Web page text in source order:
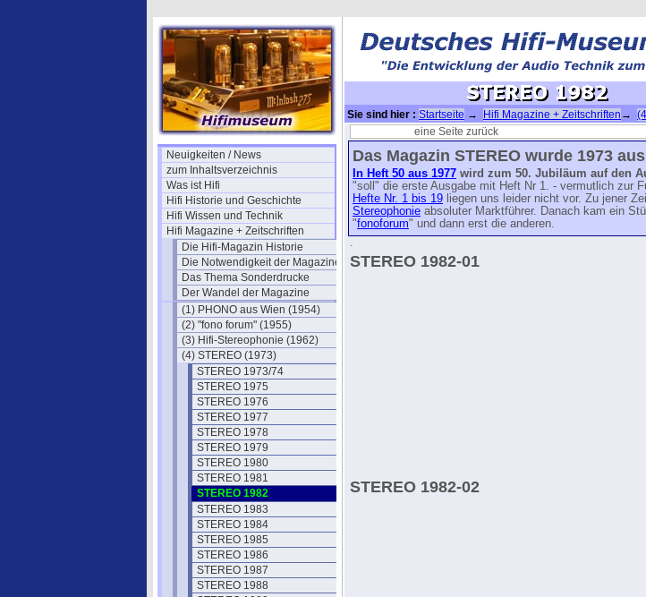
Neuigkeiten / News
zum Inhaltsverzeichnis
Was ist Hifi
Hifi Historie und Geschichte
Hifi Wissen und Technik
Hifi Magazine + Zeitschriften
Die Hifi-Magazin Historie
Die Notwendigkeit der Magazine
Das Thema Sonderdrucke
Der Wandel der Magazine
(1) PHONO aus Wien (1954)
(2) "fono forum" (1955)
(3) Hifi-Stereophonie (1962)
(4) STEREO (1973)
STEREO 1973/74
STEREO 1975
STEREO 1976
STEREO 1977
STEREO 1978
STEREO 1979
STEREO 1980
STEREO 1981
STEREO 1982
STEREO 1983
STEREO 1984
STEREO 1985
STEREO 1986
STEREO 1987
STEREO 1988
Sie sind hier : Startseite → Hifi Magazine + Zeitschriften →
eine Seite zurück
Das Magazin STEREO wurde 1973
In Heft 50 aus 1977 wird zum 50. Jubiläum auf den
"soll" die erste Ausgabe mit Heft Nr 1. - vermutlich zur
Hefte Nr. 1 bis 19 liegen uns leider nicht vor. Zu jener
Stereophonie absoluter Marktführer. Danach kam ein
"fonoforum" und dann erst die anderen.
.
STEREO 1982-01
STEREO 1982-02